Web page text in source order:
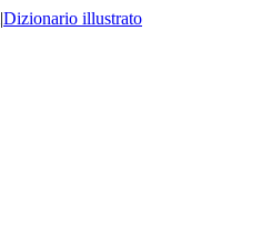
|Dizionario illustrato